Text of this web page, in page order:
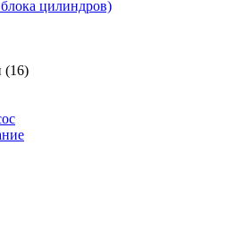
цилиндров)
(16)